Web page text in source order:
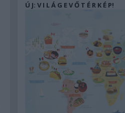
Ú J: V I L Á G E V Ő T É R K É P!